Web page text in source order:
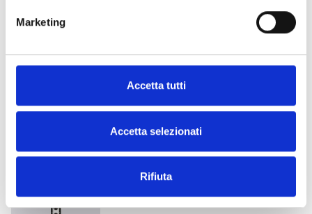
Marketing
Accetta tutti
Accetta selezionati
Rifiuta
Barriere ottiche BDX